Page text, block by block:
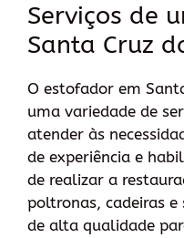
Serviços de
Santa Cruz
O estofador em
uma variedade de
atender às
de experiência e
de realizar a
poltronas, cadeiras
de alta qualidade